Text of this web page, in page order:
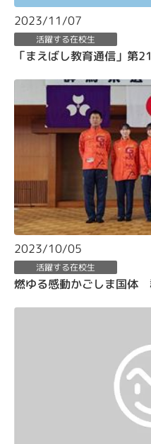
2023/11/07
活躍する在校生
「まえばし教育通信」第
2023/10/05
活躍する在校生
燃ゆる感動かごしま国